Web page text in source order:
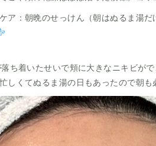
ア：朝晩のせっけん（朝はぬるま湯だ
ち着いたせいで頬に大きなニキビが
しくてぬるま湯の日もあったので朝も